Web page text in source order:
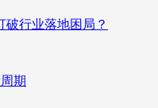
行业落地困局？
期